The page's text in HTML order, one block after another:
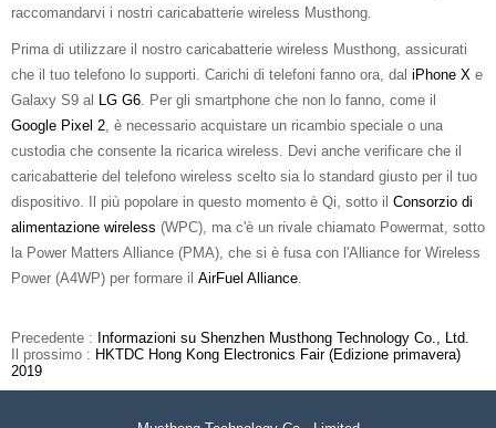
raccomandarvi i nostri caricabatterie wireless Musthong.
Prima di utilizzare il nostro caricabatterie wireless Musthong, assicurati
che il tuo telefono lo supporti. Carichi di telefoni fanno ora, dal iPhone X e
Galaxy S9 al LG G6. Per gli smartphone che non lo fanno, come il
Google Pixel 2, è necessario acquistare un ricambio speciale o una
custodia che consente la ricarica wireless. Devi anche verificare che il
caricabatterie del telefono wireless scelto sia lo standard giusto per il tuo
dispositivo. Il più popolare in questo momento è Qi, sotto il Consorzio di
alimentazione wireless (WPC), ma c'è un rivale chiamato Powermat, sotto
la Power Matters Alliance (PMA), che si è fusa con l'Alliance for Wireless
Power (A4WP) per formare il AirFuel Alliance.
Precedente : Informazioni su Shenzhen Musthong Technology Co., Ltd.
Il prossimo : HKTDC Hong Kong Electronics Fair (Edizione primavera)
2019